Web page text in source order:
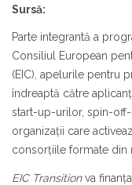
Sursă:
Parte integrantă a
Consiliul European
(EIC), apelurile pentru
îndreaptă către
start-up-urilor, spin-
organizații care
consorțiile formate din
EIC Transitionva